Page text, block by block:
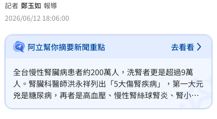
記者 鄭玉如 報導
2026/06/12 18:06:00
阿立幫你摘要新聞重點 去看看
全台慢性腎臟病患者約200萬人，洗腎者更是超過9萬
人。腎臟科醫師洪永祥列出「5大傷腎疾病」，第一大元
兇是糖尿病，再者是高血壓、慢性腎絲球腎炎、腎小管
間質性腎病變、遺傳性腎臟病，腎臟病早期雖然沒有症